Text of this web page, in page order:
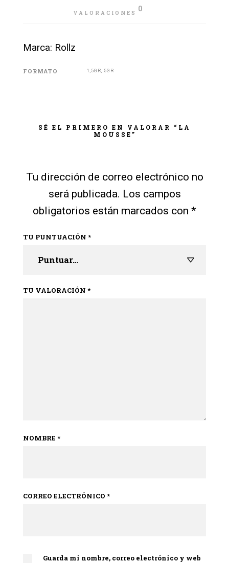
VALORACIONES 0
Marca: Rollz
FORMATO 1,5GR, 5GR
SÉ EL PRIMERO EN VALORAR “LA
MOUSSE”
Tu dirección de correo electrónico no
será publicada. Los campos
obligatorios están marcados con *
TU PUNTUACIÓN *
TU VALORACIÓN *
NOMBRE *
CORREO ELECTRÓNICO *
Guarda mi nombre, correo electrónico y web